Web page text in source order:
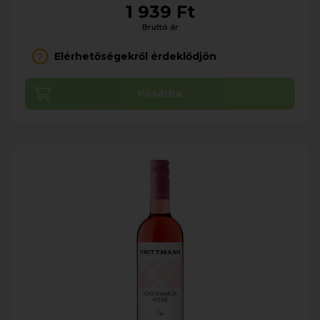
1 939 Ft
Bruttó ár
Elérhetőségekről érdeklődjön
Kosárba